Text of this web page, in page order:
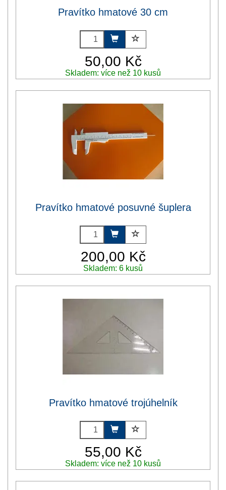
Pravítko hmatové 30 cm
50,00 Kč
Skladem: více než 10 kusů
Pravítko hmatové posuvné šuplera
200,00 Kč
Skladem: 6 kusů
Pravítko hmatové trojúhelník
55,00 Kč
Skladem: více než 10 kusů